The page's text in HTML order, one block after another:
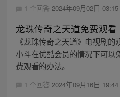
1 个回答 2024年09月02日 03:15
龙珠传奇之天道免费观看
《龙珠传奇之天道》电视剧
小斗在优酷会员的情况下可以
费观看的办法。
1 个回答 2024年09月16日 19:44